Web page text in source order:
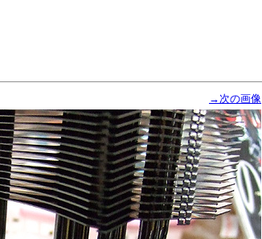
→次の画像